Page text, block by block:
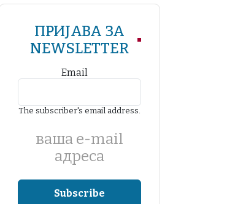
ПРИЈАВА ЗА
NEWSLETTER
Email
The subscriber's email address.
ваша е-mail
адреса